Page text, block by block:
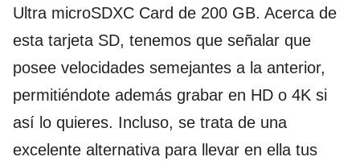
Ultra microSDXC Card de 200 GB. Acerca de
esta tarjeta SD, tenemos que señalar que
posee velocidades semejantes a la anterior,
permitiéndote además grabar en HD o 4K si
así lo quieres. Incluso, se trata de una
excelente alternativa para llevar en ella tus